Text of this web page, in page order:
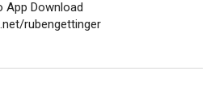
App Download
rubengettinger